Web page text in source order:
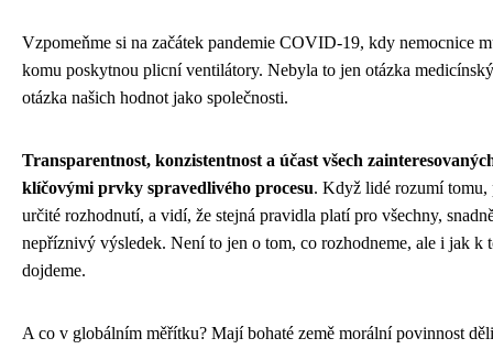
Vzpomeňme si na začátek pandemie COVID-19, kdy nemocnice
komu poskytnou plicní ventilátory. Nebyla to jen otázka
otázka našich hodnot jako společnosti.
Transparentnost, konzistentnost a účast všech
klíčovými prvky spravedlivého procesu. Když lidé rozumí tomu,
určité rozhodnutí, a vidí, že stejná pravidla platí pro všechny,
nepříznivý výsledek. Není to jen o tom, co rozhodneme, ale i jak k
dojdeme.
A co v globálním měřítku? Mají bohaté země morální povinnost